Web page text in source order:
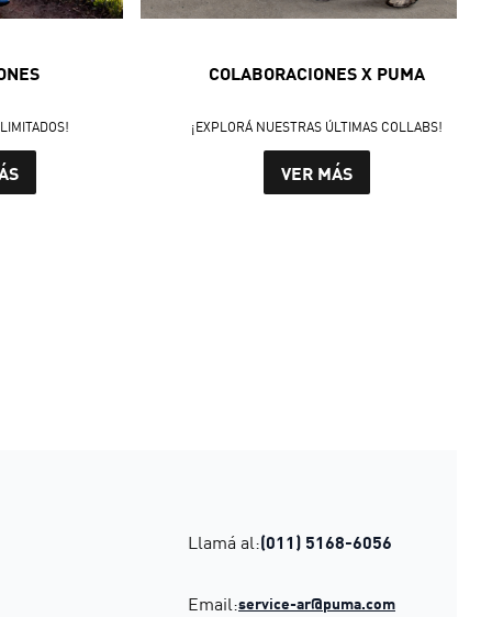
COLABORACIONES X PUMA
¡EXPLORÁ NUESTRAS ÚLTIMAS COLLABS!
VER MÁS
Llamá al:(011) 5168-6056
Email:service-ar@puma.com